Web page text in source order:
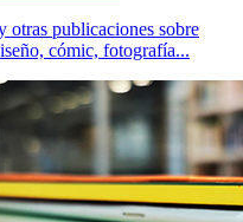
otras publicaciones sobre
cómic, fotografía...